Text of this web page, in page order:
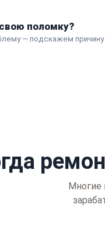
поломку?
— подскажем
Многие